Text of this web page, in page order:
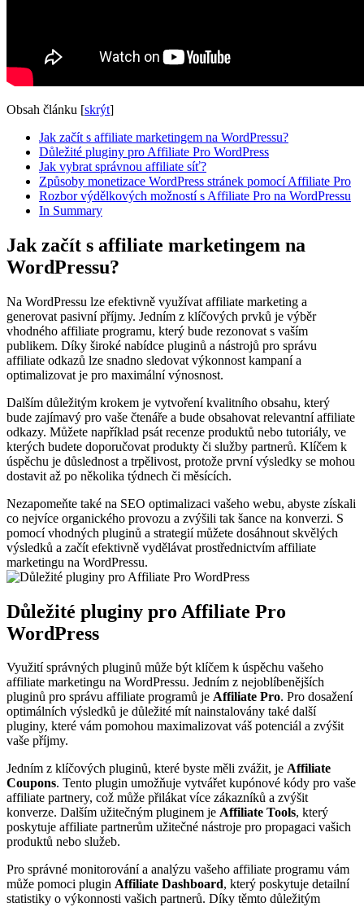
Obsah článku [skrýt]
Jak začít s affiliate marketingem na WordPressu?
Důležité pluginy pro Affiliate Pro WordPress
Jak vybrat správnou affiliate síť?
Způsoby monetizace WordPress stránek pomocí Affiliate Pro
Rozbor výdělkových možností s Affiliate Pro na WordPressu
In Summary
Jak začít s affiliate marketingem na
WordPressu?
Na WordPressu lze efektivně využívat affiliate marketing a
generovat pasivní příjmy. Jedním z klíčových prvků je výběr
vhodného affiliate programu, který bude rezonovat s vaším
publikem. Díky široké nabídce pluginů a nástrojů pro správu
affiliate odkazů lze snadno sledovat výkonnost kampaní a
optimalizovat je pro maximální výnosnost.
Dalším důležitým krokem je vytvoření kvalitního obsahu, který
bude zajímavý pro vaše čtenáře a bude obsahovat relevantní affiliate
odkazy. Můžete například psát recenze produktů nebo tutoriály, ve
kterých budete doporučovat produkty či služby partnerů. Klíčem k
úspěchu je důslednost a trpělivost, protože první výsledky se mohou
dostavit až po několika týdnech či měsících.
Nezapomeňte také na SEO optimalizaci vašeho webu, abyste získali
co nejvíce organického provozu a zvýšili tak šance na konverzi. S
pomocí vhodných pluginů a strategií můžete dosáhnout skvělých
výsledků a začít efektivně vydělávat prostřednictvím affiliate
marketingu na WordPressu.
Důležité pluginy pro Affiliate Pro
WordPress
Využití správných pluginů může být klíčem k úspěchu vašeho
affiliate marketingu na WordPressu. Jedním z nejoblíbenějších
pluginů pro správu affiliate programů je Affiliate Pro. Pro dosažení
optimálních výsledků je důležité mít nainstalovány také další
pluginy, které vám pomohou maximalizovat váš potenciál a zvýšit
vaše příjmy.
Jedním z klíčových pluginů, které byste měli zvážit, je Affiliate
Coupons. Tento plugin umožňuje vytvářet kupónové kódy pro vaše
affiliate partnery, což může přilákat více zákazníků a zvýšit
konverze. Dalším užitečným pluginem je Affiliate Tools, který
poskytuje affiliate partnerům užitečné nástroje pro propagaci vašich
produktů nebo služeb.
Pro správné monitorování a analýzu vašeho affiliate programu vám
může pomoci plugin Affiliate Dashboard, který poskytuje detailní
statistiky o výkonnosti vašich partnerů. Díky těmto důležitým